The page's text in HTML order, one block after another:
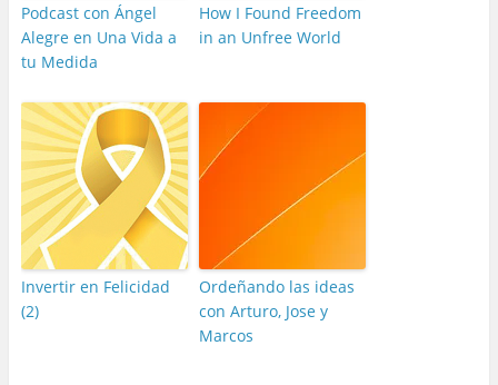
Podcast con Ángel
Alegre en Una Vida a
tu Medida
How I Found Freedom
in an Unfree World
Invertir en Felicidad
(2)
Ordeñando las ideas
con Arturo, Jose y
Marcos